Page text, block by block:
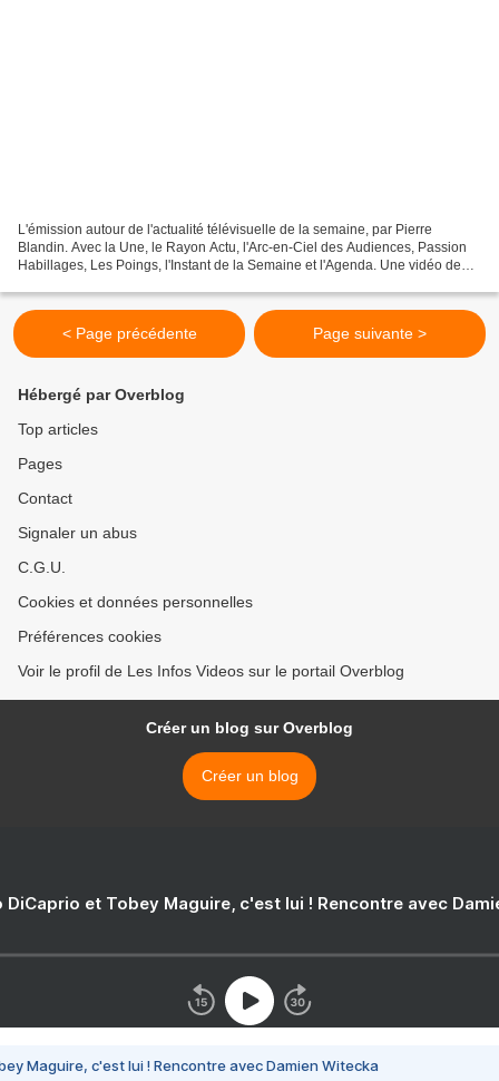
L'émission autour de l'actualité télévisuelle de la semaine, par Pierre
Blandin. Avec la Une, le Rayon Actu, l'Arc-en-Ciel des Audiences, Passion
Habillages, Les Poings, l'Instant de la Semaine et l'Agenda. Une vidéo de
< Page précédente Page suivante >
Hébergé par Overblog
Top articles
Pages
Contact
Signaler un abus
C.G.U.
Cookies et données personnelles
Préférences cookies
Voir le profil de Les Infos Videos sur le portail Overblog
Créer un blog sur Overblog
Créer un blog
DiCaprio et Tobey Maguire, c'est lui ! Rencontre avec
Maguire, c'est lui ! Rencontre avec Damien Witecka